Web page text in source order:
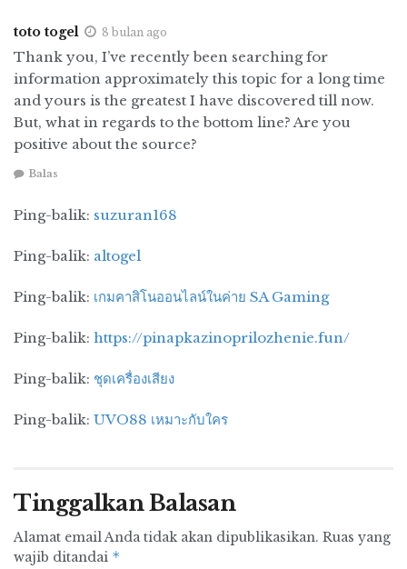
Bagikan tulisan ini:
F
a
c
e
b
o
o
k
X W
h
at
p
p
T
el
e
a
S
h
a
Tags: 10 November 1945
arek Suroboyo
perang Surabaya
Sunday Times
The New York Times
toto togel 8 bulan ago
Thank you, I’ve recently been searching for
information approximately this topic for a long time
and yours is the greatest I have discovered till now.
But, what in regards to the bottom line? Are you
positive about the source?
Balas
Ping-balik: suzuran168
Ping-balik: altogel
Ping-balik: เกมคาสิโนออนไลน์ในค่าย SA Gaming
Ping-balik: https://pinapkazinoprilozhenie.fun/
Ping-balik: ชุดเครื่องเสียง
Ping-balik: UVO88 เหมาะกับใคร
Tinggalkan Balasan
Alamat email Anda tidak akan dipublikasikan. Ruas yang
wajib ditandai *